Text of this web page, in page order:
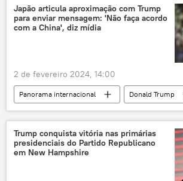
Carolina do Sul
Estados Unidos
Partido Republicano
política
Japão articula aproximação com Trump
para enviar mensagem: 'Não faça acordo
com a China', diz mídia
2 de fevereiro 2024, 14:00
Panorama internacional
Donald Trump
Joe Biden
Fumio Kishida
China
Japão
Ásia e Oceania Américas
Trump conquista vitória nas primárias
presidenciais do Partido Republicano
em New Hampshire